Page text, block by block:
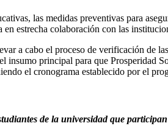
las medidas preventivas para
estrecha colaboración con las
a cabo el proceso de verificación
insumo principal para que Prosperidad
el cronograma establecido por el
de la universidad que